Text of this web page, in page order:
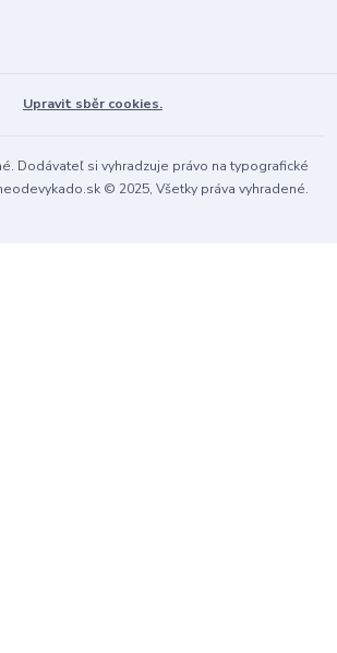
Upravit sběr cookies.
Dodávateľ si vyhradzuje právo na typografické
© 2025, Všetky práva vyhradené.